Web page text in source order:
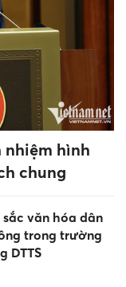
hình
chung
văn hóa dân
trong trường
DTTS